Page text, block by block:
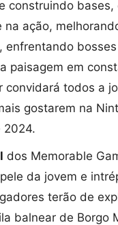
construindo bases,
na ação,
enfrentando
paisagem em
convidará todos a
gostarem na
2024.
dos Memorable
da jovem e
terão de
balnear de Borgo